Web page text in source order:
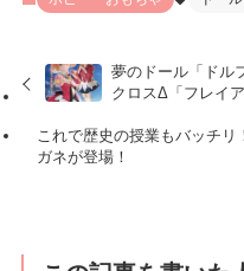
夢のドール「ドル
クロスΔ「フレイ
これで歴史の授業もバッチリ
ガネが登場！